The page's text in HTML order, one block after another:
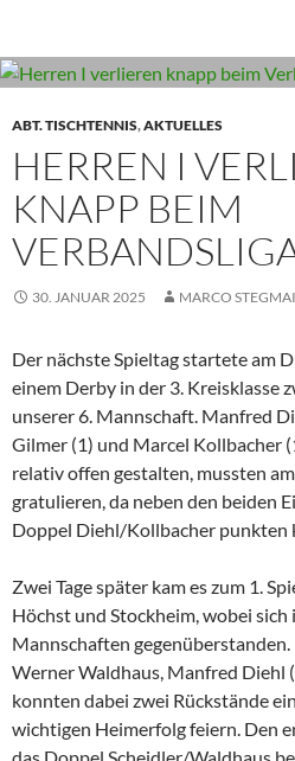
ABT. TISCHTENNIS,AKTUELLES
HERREN I
KNAPP BEIM
30. JANUAR 2025 MARCO
Der nächste Spieltag startete am
einem Derby in der 3. Kreisklasse
unserer 6. Mannschaft. Manfred
Gilmer (1) und Marcel Kollbacher
relativ offen gestalten, mussten
gratulieren, da neben den beiden
Doppel Diehl/Kollbacher punkten
Zwei Tage später kam es zum 1.
Höchst und Stockheim, wobei sich
Mannschaften gegenüberstanden.
Werner Waldhaus, Manfred Diehl
konnten dabei zwei Rückstände
wichtigen Heimerfolg feiern. Den
das Doppel Scheidler/Waldhaus